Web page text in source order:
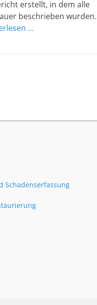
erstellt, in dem alle
beschrieben wurden.
…
Schadenserfassung